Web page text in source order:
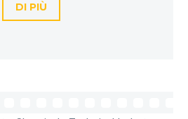
DI PIÙ